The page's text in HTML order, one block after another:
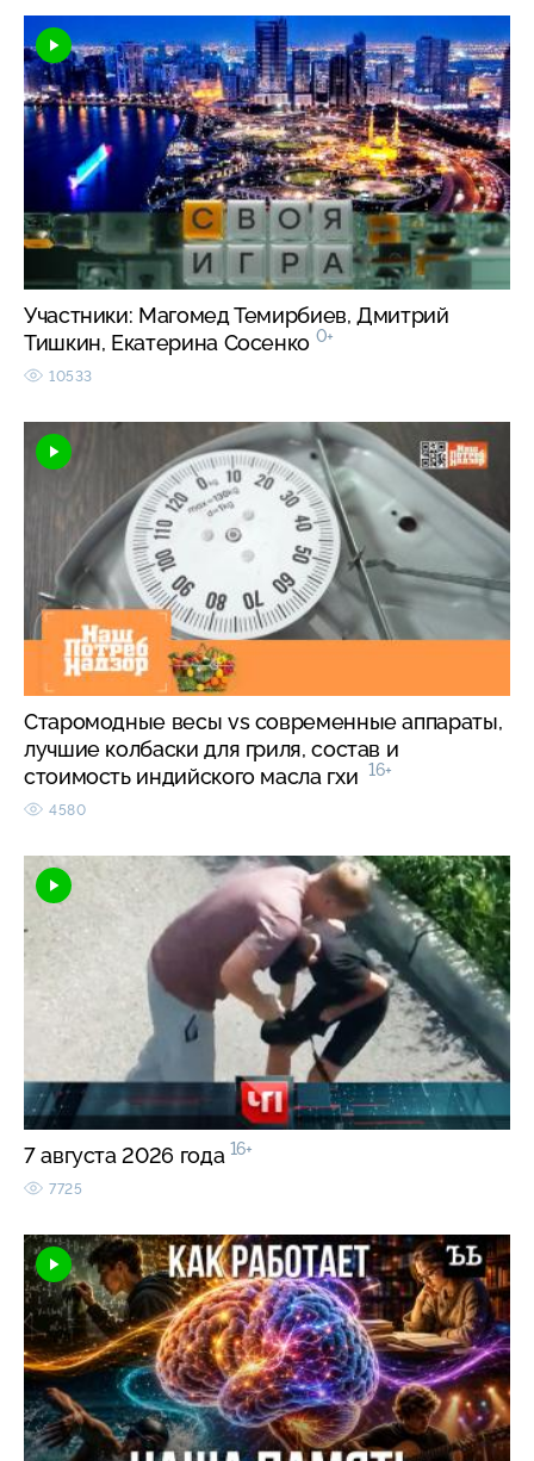
Участники: Магомед Темирбиев, Дмитрий
Тишкин, Екатерина Сосенко 0+
10533
Старомодные весы vs современные аппараты,
лучшие колбаски для гриля, состав и
стоимость индийского масла гхи 16+
4580
7 августа 2026 года 16+
7725